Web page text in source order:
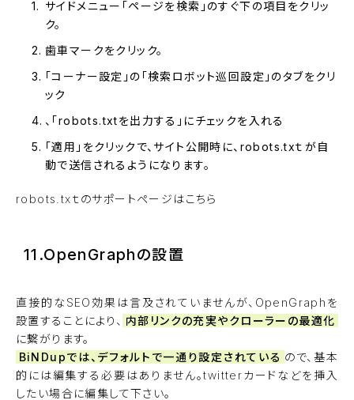
サイドメニュー「ページを検索」のすぐ下の項目をクリッ
ク。
歯車マークをクリック。
「コーナー設定」の「検索ロボット巡回設定」のタブをクリ
ック
、「robots.txtを出力する」にチェックを入れる
「適用」をクリックで、サイト公開時に、robots.txｔが自
動で送信されるようになります。
robots.txｔのサポートページはこちら
11.OpenGraphの設置
直接的なSEO効果は言及されていませんが、OpenGraphを
設置することにより、 内部リンクの充実やクローラーの最適化
に繋がります。
BiNDupでは、デフォルトで一通り設定されている ので、基本
的には編集する必要はありません。twitterカードなどを挿入
したい場合に編集して下さい。